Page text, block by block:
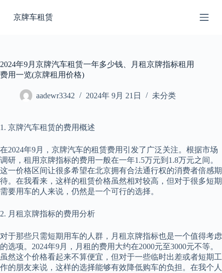
过
京牌车租赁
2024年9月京牌汽车租赁一年多少钱、月租京牌指标租用
费用一览(京牌租用价格)
aadewr3342 2024年 9月 21日 未分类
1. 京牌汽车租赁的费用概述
在2024年9月，京牌汽车的租赁费用引发了广泛关注。根据市场
调研，租用京牌指标的费用一般在一年1.5万元到1.8万元之间。
这一价格区间让很多希望在北京拥有合法通行权的消费者倍感期
待。在我看来，这样的租赁价格虽然相对较高，但对于很多短期
需要用车的人来说，仍然是一个可行的选择。
2. 月租京牌指标的费用分析
对于那些只需短期用车的人群，月租京牌指标也是一个值得考虑
的选项。2024年9月，月租的费用大约在2000元至3000元不等。
虽然这个价格看起来不算便宜，但对于一些临时出差或者短期工
作的朋友来说，这样的选择能够有效降低购车的负担。在我个人